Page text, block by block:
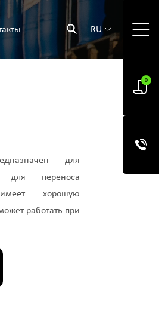
RU
0
для
для переноса
хорошую
работать при